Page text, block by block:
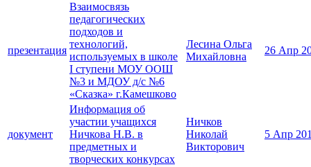
презентация
Взаимосвязь
педагогических
подходов и
технологий,
используемых в школе
I ступени МОУ ООШ
№3 и МДОУ д/с №6
«Сказка» г.Камешково
Лесина Ольга
Михайловна
26 Апр
документ
Информация об
участии учащихся
Ничкова Н.В. в
предметных и
творческих конкурсах
Ничков
Николай
Викторович
5 Апр